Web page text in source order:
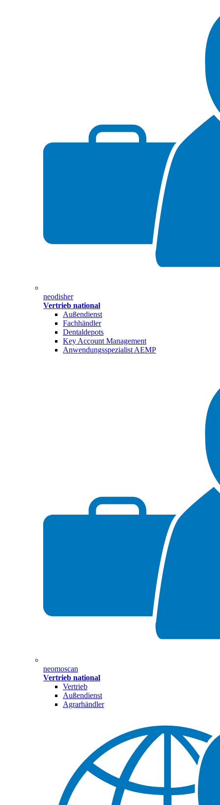
neodisher
Vertrieb national
Außendienst
Fachhändler
Dentaldepots
Key Account Management
Anwendungsspezialist AEMP
neomoscan
Vertrieb national
Vertrieb
Außendienst
Agrarhändler